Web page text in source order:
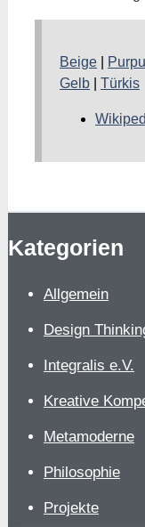
Beige
Gelb
Türkis
Kategorien
Allgemein
Design
Integralis e.V.
Kreative
Metamoderne
Philosophie
Projekte